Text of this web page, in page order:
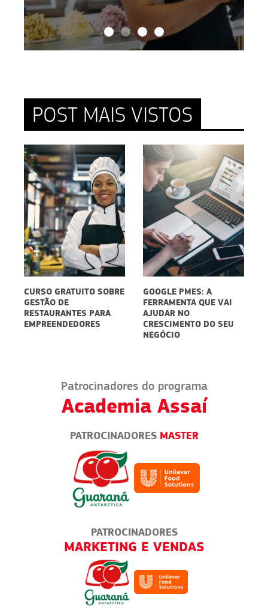
POST MAIS VISTOS
SOBRE
GOOGLE PMES: A
FERRAMENTA QUE VAI
AJUDAR NO
CRESCIMENTO DO SEU
EMBALAGENS PARA
DELIVERY:
SUSTENTABILIDADE
PODE SER UM
DIFERENCIAL
Patrocinadores do programa
Academia Assaí
PATROCINADORES MASTER
PATROCINADORES
MARKETING E VENDAS